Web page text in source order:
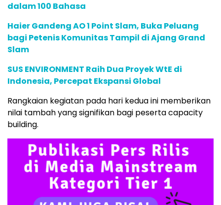
dalam 100 Bahasa
Haier Gandeng AO 1 Point Slam, Buka Peluang
bagi Petenis Komunitas Tampil di Ajang Grand
Slam
SUS ENVIRONMENT Raih Dua Proyek WtE di
Indonesia, Percepat Ekspansi Global
Rangkaian kegiatan pada hari kedua ini memberikan
nilai tambah yang signifikan bagi peserta capacity
building.